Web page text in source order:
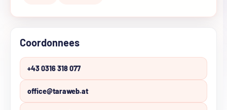
Coordonnees
+43 0316 318 077
office@taraweb.at